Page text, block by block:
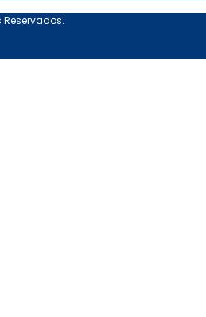
Reservados.